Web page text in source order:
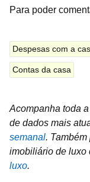
Para poder
Despesas com a
Contas da casa
Acompanha toda
de dados mais
semanal.
imobiliário de luxo
luxo.